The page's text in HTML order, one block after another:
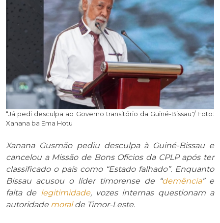
“Já pedi desculpa ao Governo transitório da Guiné-Bissau"/ Foto:
Xanana ba Ema Hotu
Xanana Gusmão pediu desculpa à Guiné-Bissau e
cancelou a Missão de Bons Ofícios da CPLP após ter
classificado o país como “Estado falhado”. Enquanto
Bissau acusou o líder timorense de “demência” e
falta de legitimidade, vozes internas questionam a
autoridade moralde Timor-Leste.